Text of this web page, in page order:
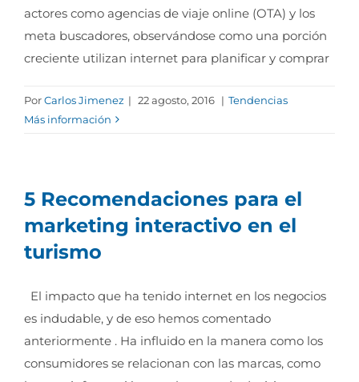
actores como agencias de viaje online (OTA) y los
meta buscadores, observándose como una porción
creciente utilizan internet para planificar y comprar
PorCarlos Jimenez | 22 agosto, 2016 | Tendencias
Más información
5 Recomendaciones para el
marketing interactivo en el
turismo
El impacto que ha tenido internet en los negocios
es indudable, y de eso hemos comentado
anteriormente . Ha influido en la manera como los
consumidores se relacionan con las marcas, como